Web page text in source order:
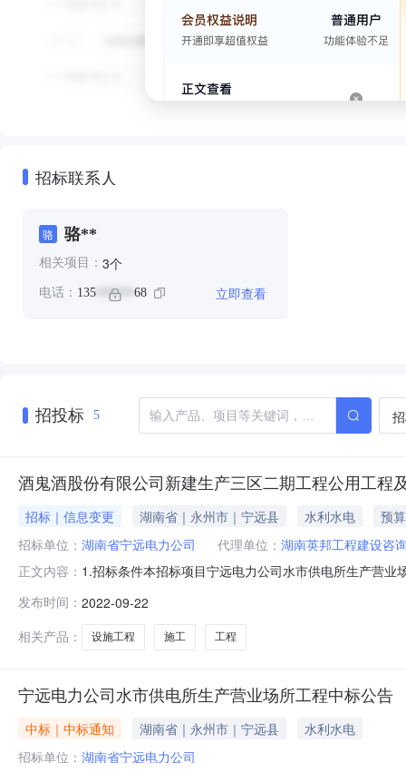
招标联系人
骆 骆**
相关项目： 3个
电话： 135 ****** 68 立即查看
招投标 5
酒鬼酒股份有限公司新建生产三区二期工程公用工程
招标｜信息变更 湖南省｜永州市｜宁远县 水利水电
预
招标单位： 湖南省宁远电力公司 代理单位： 湖南英邦工程建设咨
正文内容： 1.招标条件本招标项目宁远电力公司水市供电所生产营
所工程;2.2建设地点:宁远县水市镇南边洞水市35千伏变
发布时间： 2022-09-22
相关产品：
设施工程 施工 工程
宁远电力公司水市供电所生产营业场所工程中标公告
中标｜中标通知 湖南省｜永州市｜宁远县
水利水电
招标单位： 湖南省宁远电力公司